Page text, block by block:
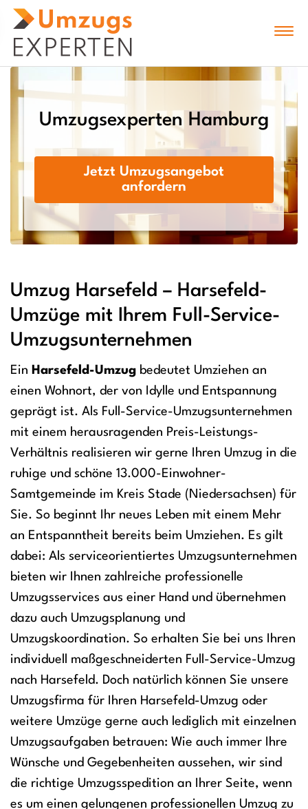
Umzugsexperten Hamburg
Jetzt Umzugsangebot
anfordern
Umzug Harsefeld – Harsefeld-
Umzüge mit Ihrem Full-Service-
Umzugsunternehmen
Ein Harsefeld-Umzug bedeutet Umziehen an
einen Wohnort, der von Idylle und Entspannung
geprägt ist. Als Full-Service-Umzugsunternehmen
mit einem herausragenden Preis-Leistungs-
Verhältnis realisieren wir gerne Ihren Umzug in die
ruhige und schöne 13.000-Einwohner-
Samtgemeinde im Kreis Stade (Niedersachsen) für
Sie. So beginnt Ihr neues Leben mit einem Mehr
an Entspanntheit bereits beim Umziehen. Es gilt
dabei: Als serviceorientiertes Umzugsunternehmen
bieten wir Ihnen zahlreiche professionelle
Umzugsservices aus einer Hand und übernehmen
dazu auch Umzugsplanung und
Umzugskoordination. So erhalten Sie bei uns Ihren
individuell maßgeschneiderten Full-Service-Umzug
nach Harsefeld. Doch natürlich können Sie unsere
Umzugsfirma für Ihren Harsefeld-Umzug oder
weitere Umzüge gerne auch lediglich mit einzelnen
Umzugsaufgaben betrauen: Wie auch immer Ihre
Wünsche und Gegebenheiten aussehen, wir sind
die richtige Umzugsspedition an Ihrer Seite, wenn
es um einen gelungenen professionellen Umzug zu